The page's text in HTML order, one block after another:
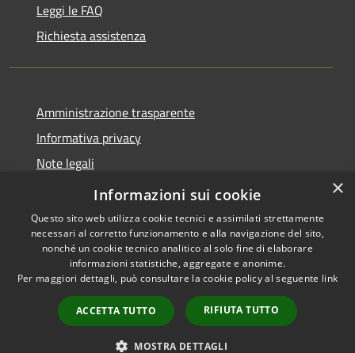
Leggi le FAQ
Richiesta assistenza
Amministrazione trasparente
Informativa privacy
Note legali
Dichiarazione di accessibilità
Accessibilità
Copyright © 2026 • Comune di
Casorate Primo • Powered by
Municipium•
Accesso
redazione
×
Informazioni sui cookie
Questo sito web utilizza cookie tecnici e assimilati strettamente
necessari al corretto funzionamento e alla navigazione del sito,
nonché un cookie tecnico analitico al solo fine di elaborare
informazioni statistiche, aggregate e anonime.
Per maggiori dettagli, può consultare la cookie policy al seguente link
ACCETTA TUTTO RIFIUTA TUTTO
MOSTRA DETTAGLI